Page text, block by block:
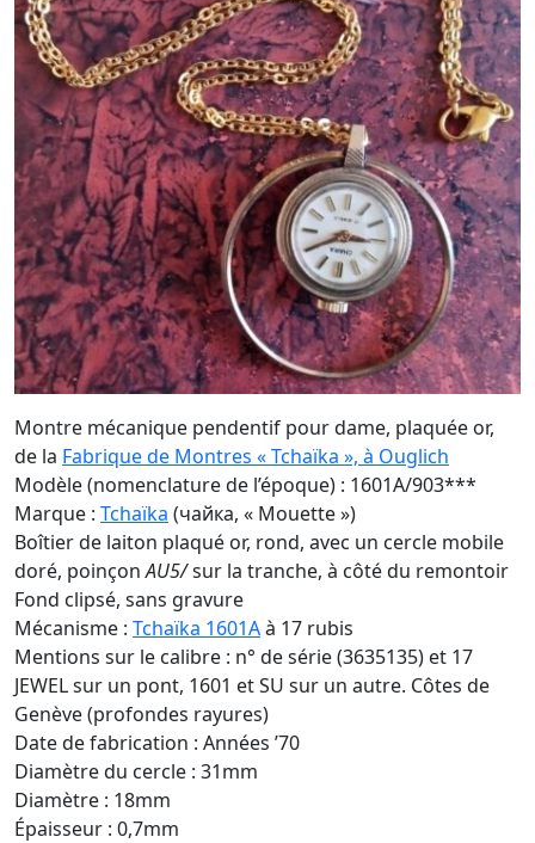
Montre mécanique pendentif pour dame, plaquée or,
de la Fabrique de Montres « Tchaïka », à Ouglich
Modèle (nomenclature de l’époque) : 1601A/903***
Marque : Tchaïka (чайка, « Mouette »)
Boîtier de laiton plaqué or, rond, avec un cercle mobile
doré, poinçonAU5/sur la tranche, à côté du remontoir
Fond clipsé, sans gravure
Mécanisme : Tchaïka 1601Aà 17 rubis
Mentions sur le calibre : n° de série (3635135) et 17
JEWEL sur un pont, 1601 et SU sur un autre. Côtes de
Genève (profondes rayures)
Date de fabrication : Années ’70
Diamètre du cercle : 31mm
Diamètre : 18mm
Épaisseur : 0,7mm